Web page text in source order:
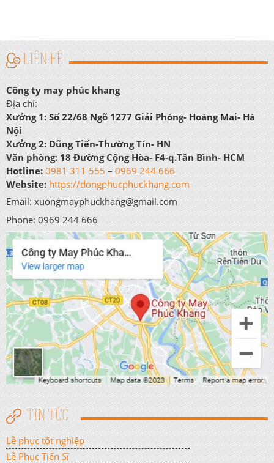
LIÊN HỆ
Công ty may phúc khang
Địa chỉ:
Xưởng 1: Số 22/68 Ngõ 1277 Giải Phóng- Hoàng Mai- Hà
Nội
Xưởng 2: Dũng Tiến-Thường Tín- HN
Văn phòng: 18 Đường Cộng Hòa- F4-q.Tân Bình- HCM
Hotline: 0981 311 555 – 0969 244 666
Website: https://dongphucphuckhang.com
Email: xuongmayphuckhang@gmail.com
Phone: 0969 244 666
TIN TỨC
Lễ phục tốt nghiệp
Lễ Phục Tiến Sĩ